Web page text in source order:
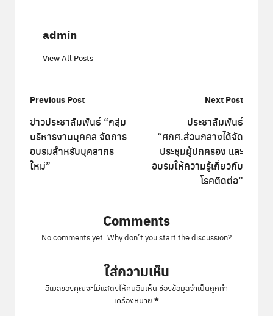
admin
View All Posts
Post
navigation
Previous Post
ข่าวประชาสัมพันธ์ “กลุ่ม
บริหารงานบุคคล จัดการ
อบรมสำหรับบุคลากร
ใหม่”
Next Post
ประชาสัมพันธ์
“ศกศ.ส่วนกลางได้จัด
ประชุมผู้ปกครอง และ
อบรมให้ความรู้เกี่ยวกับ
โรคติดต่อ”
Comments
No comments yet. Why don’t you start the discussion?
ใส่ความเห็น
อีเมลของคุณจะไม่แสดงให้คนอื่นเห็น ช่องข้อมูลจำเป็นถูกทำ
เครื่องหมาย *